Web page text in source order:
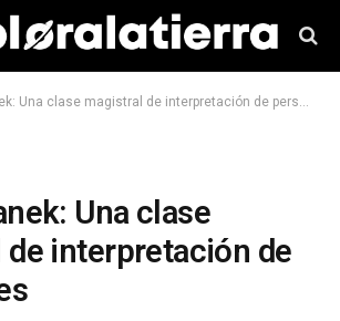
Una clase magistral de interpretación de personajes
Una clase
de interpretación de